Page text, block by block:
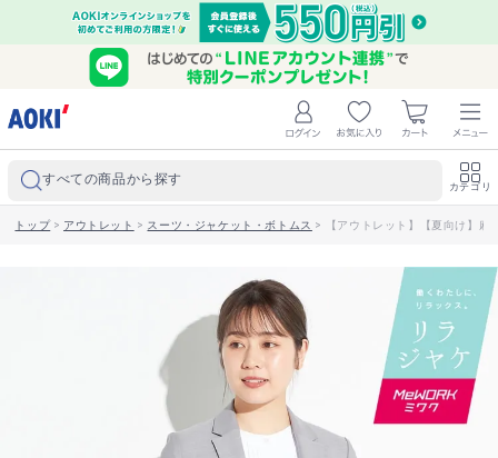
すべての商品から探す カテゴリ
トップ> アウトレット > スーツ・ジャケット・ボトムス > 【アウトレット】【夏向け】